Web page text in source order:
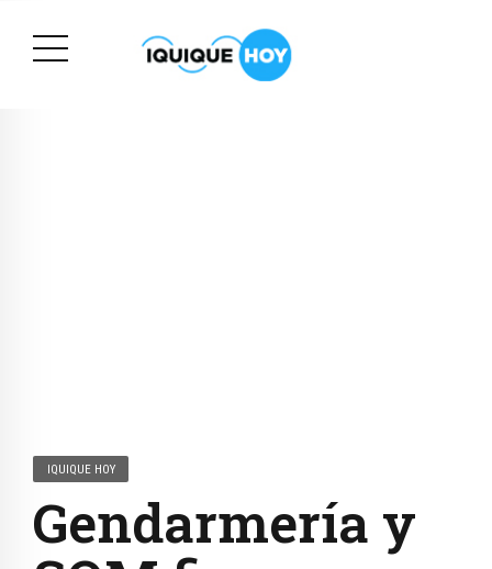
IQUIQUE HOY
Gendarmería y